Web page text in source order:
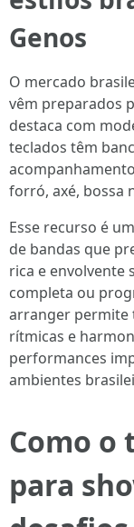
Genos
O mercado
vêm preparados
destaca com
teclados têm
forró, axé, bossa
Esse recurso é
de bandas que
rica e envolvente
completa ou
arranger permite
rítmicas e
performances
ambientes
Como o
para